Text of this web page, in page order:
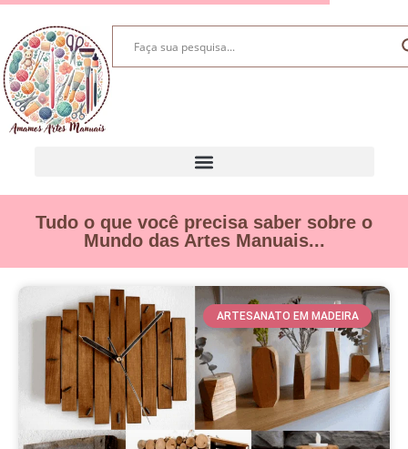
Tudo o que você precisa saber sobre o
Mundo das Artes Manuais...
ARTESANATO EM MADEIRA